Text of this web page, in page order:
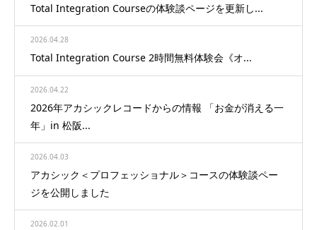
Total Integration Courseの体験談ページを更新し...
2026.04.28
Total Integration Course 2時間無料体験会《オ...
2026.04.22
2026年アカシックレコードからの情報 「お金が消える一
年」in 松阪...
2026.04.03
アカシック＜プロフェッショナル＞コースの体験談ペー
ジを公開しました
2026.02.01